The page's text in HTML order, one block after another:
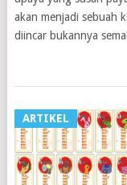
akan menjadi sebuah
diincar bukannya
ARTIKEL